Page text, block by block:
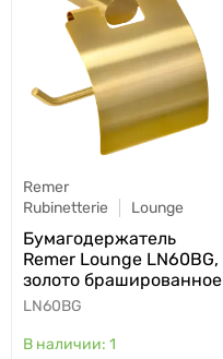
Remer
Rubinetterie
Lounge
Бумагодержатель
Remer Lounge LN60BG,
золото брашированное
LN60BG
1